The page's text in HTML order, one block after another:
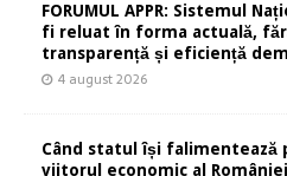
FORUMUL APPR: Sistemul
fi reluat în forma actuală,
transparență și eficiență
4 august 2026
Când statul își falimentează
viitorul economic al